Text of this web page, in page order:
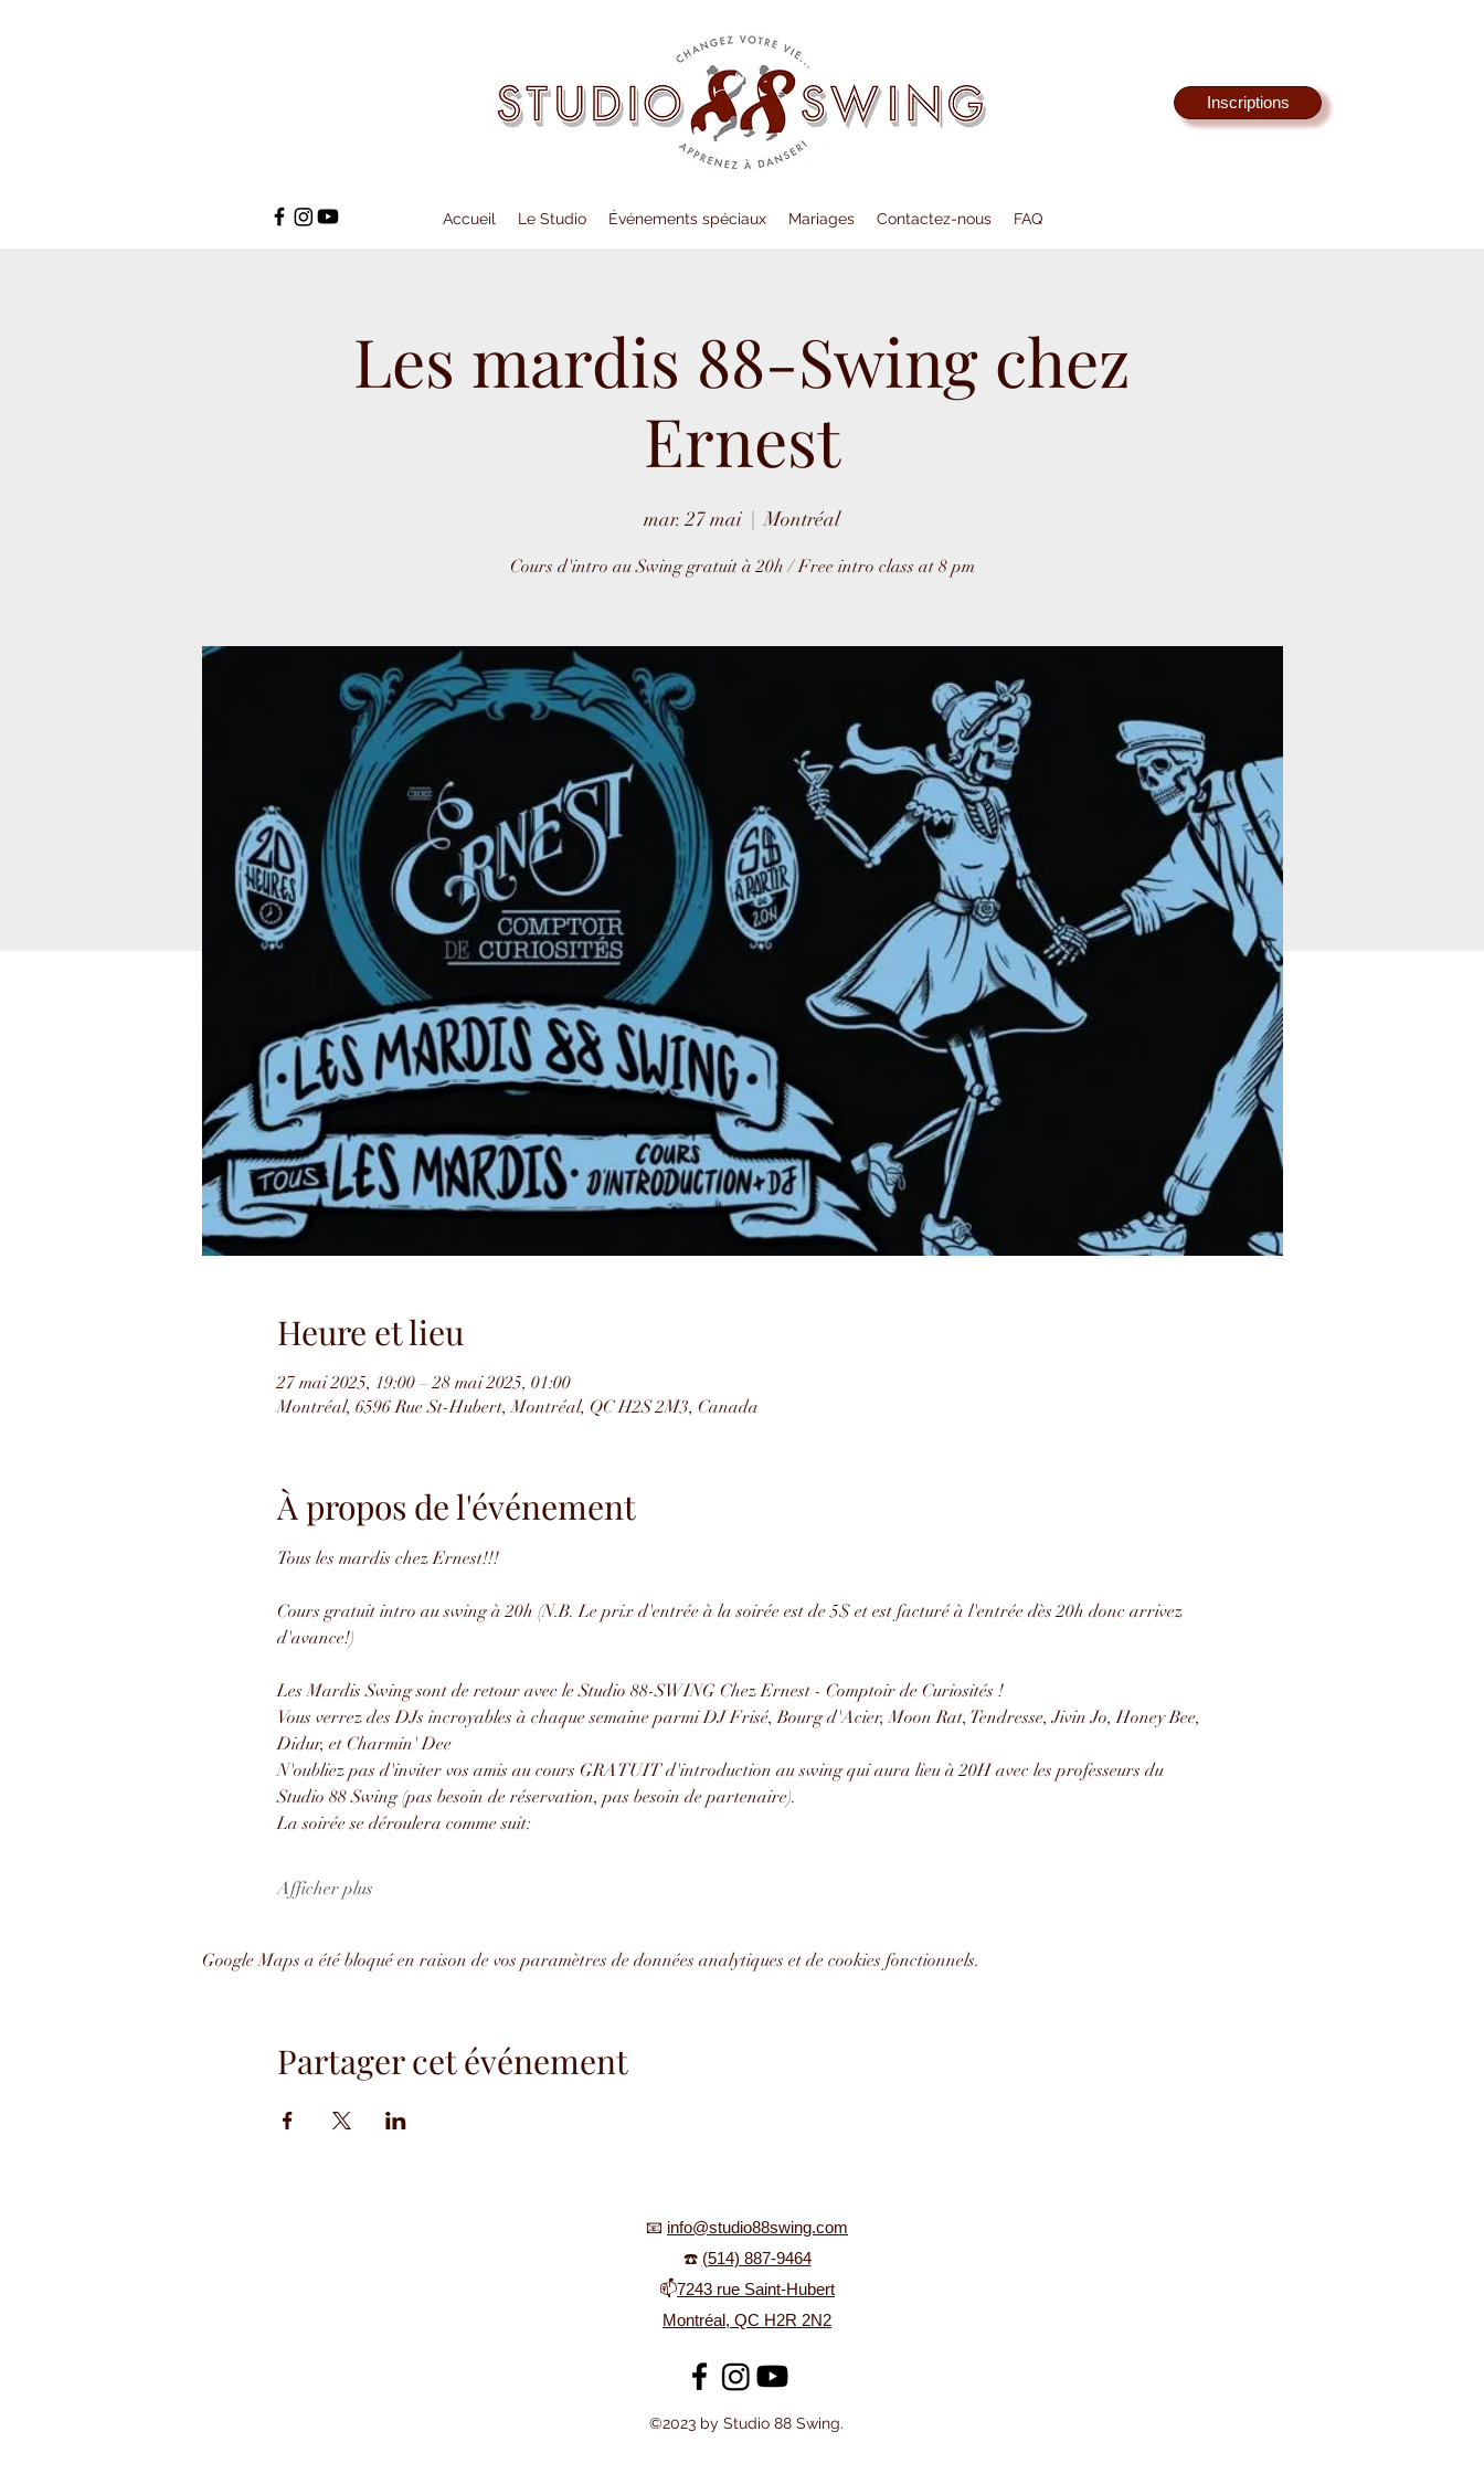
Inscriptions
Accueil Le Studio Événements spéciaux Mariages Contactez-nous FAQ
Les mardis 88-Swing chez
Ernest
mar. 27 mai
  |
Montréal
Cours d'intro au Swing gratuit à 20h / Free intro class at 8 pm
Heure et lieu
27 mai 2025, 19:00 – 28 mai 2025, 01:00
Montréal, 6596 Rue St-Hubert, Montréal, QC H2S 2M3, Canada
À propos de l'événement
Tous les mardis chez Ernest!!!
Cours gratuit intro au swing à 20h (N.B. Le prix d'entrée à la soirée est de 5$ et est facturé à l'entrée dès 20h donc arrivez
d'avance!)
Les Mardis Swing sont de retour avec le Studio 88-SWING Chez Ernest - Comptoir de Curiosités !
Vous verrez des DJs incroyables à chaque semaine parmi DJ Frisé, Bourg d'Acier, Moon Rat, Tendresse, Jivin Jo, Honey Bee,
Didur, et Charmin' Dee
N'oubliez pas d'inviter vos amis au cours GRATUIT d'introduction au swing qui aura lieu à 20H avec les professeurs du
Studio 88 Swing (pas besoin de réservation, pas besoin de partenaire).
La soirée se déroulera comme suit:
Afficher plus
Google Maps a été bloqué en raison de vos paramètres de données analytiques et de cookies fonctionnels.
Partager cet événement
📧 info@studio88swing.com
☎️ (514) 887-9464
📫7243 rue Saint-Hubert
Montréal, QC H2R 2N2
©2023 by Studio 88 Swing.